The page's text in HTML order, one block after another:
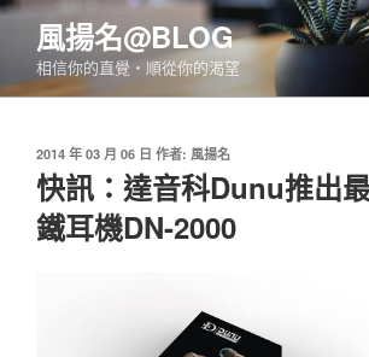
跳
要
風揚名@BLOG
相信你的直覺‧順從你的渴望
發
佈
於
2014 年 03 月 06 日 作者: 風揚名
快訊：達音科Dunu推出
鐵耳機DN-2000